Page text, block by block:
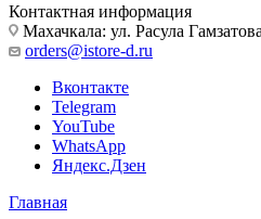
Контактная информация
Махачкала: ул. Расула
orders@istore-d.ru
Вконтакте
Telegram
YouTube
WhatsApp
Яндекс.Дзен
Главная